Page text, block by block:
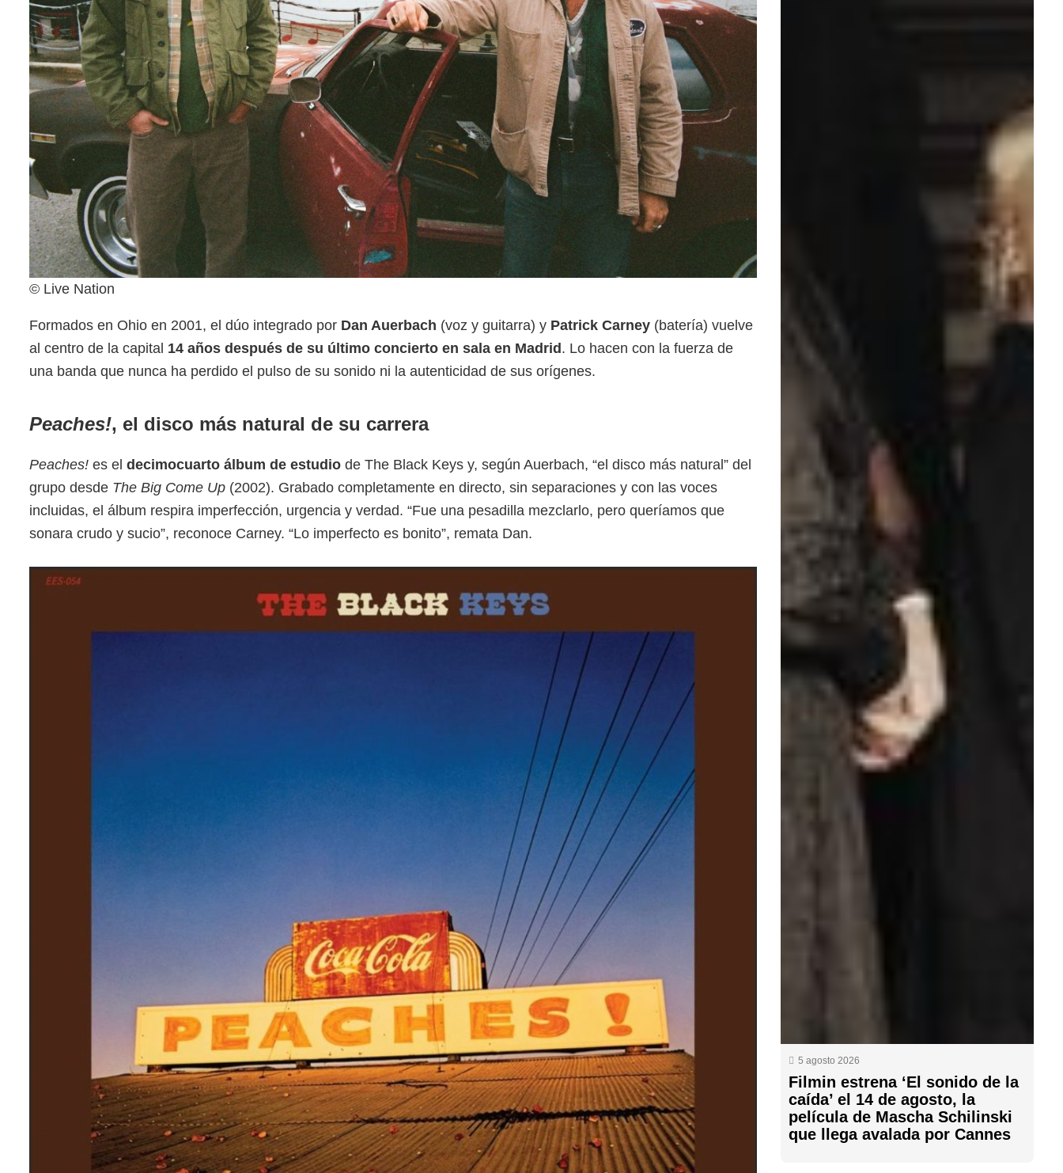
© Live Nation
Formados en Ohio en 2001, el dúo integrado por Dan Auerbach (voz y guitarra) y Patrick Carney (batería) vuelve
al centro de la capital 14 años después de su último concierto en sala en Madrid . Lo hacen con la fuerza de
una banda que nunca ha perdido el pulso de su sonido ni la autenticidad de sus orígenes.
Peaches!, el disco más natural de su carrera
Peaches! es el decimocuarto álbum de estudio de The Black Keys y, según Auerbach, “el disco más natural” del
grupo desde The Big Come Up (2002). Grabado completamente en directo, sin separaciones y con las voces
incluidas, el álbum respira imperfección, urgencia y verdad. “Fue una pesadilla mezclarlo, pero queríamos que
sonara crudo y sucio”, reconoce Carney. “Lo imperfecto es bonito”, remata Dan.
5 agosto 2026
Filmin estrena ‘El sonido de la
caída’ el 14 de agosto, la
película de Mascha Schilinski
que llega avalada por Cannes